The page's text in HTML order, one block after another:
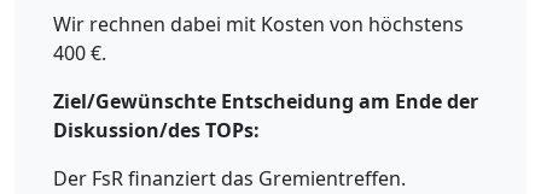
Wir rechnen dabei mit Kosten von höchstens
400 €.
Ziel/Gewünschte Entscheidung am Ende der
Diskussion/des TOPs:
Der FsR finanziert das Gremientreffen.